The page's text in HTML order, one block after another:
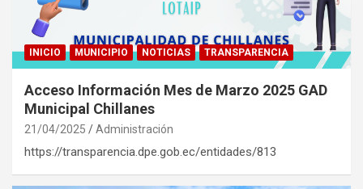
INICIO MUNICIPIO NOTICIAS TRANSPARENCIA
Acceso Información Mes de Marzo 2025 GAD
Municipal Chillanes
21/04/2025 Administración
https://transparencia.dpe.gob.ec/entidades/813